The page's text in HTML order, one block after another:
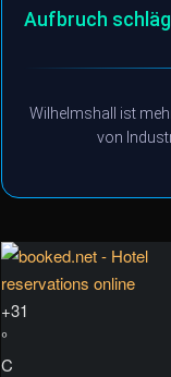
Aufbruch
Wilhelmshall ist
von
+31
°
C